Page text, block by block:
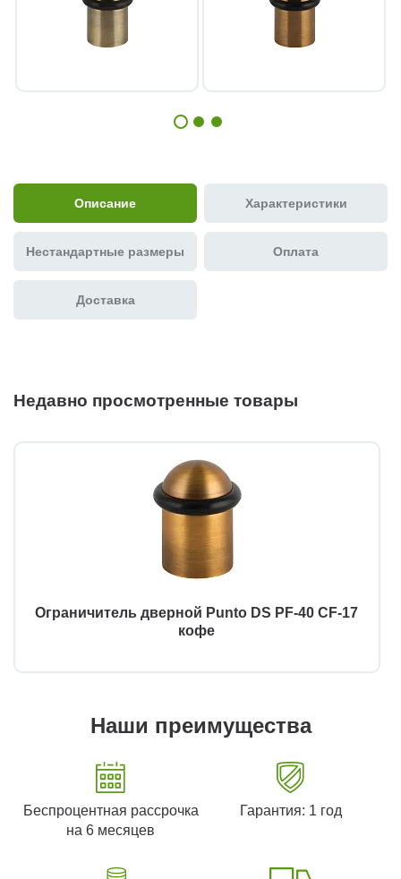
Описание Характеристики
Нестандартные размеры Оплата
Доставка
Недавно просмотренные товары
Ограничитель дверной Punto DS PF-40 CF-17
кофе
Наши преимущества
Беспроцентная рассрочка
на 6 месяцев
Гарантия: 1 год